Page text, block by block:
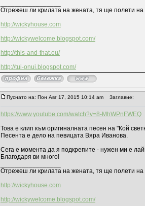
Отрежеш ли крилата на жената, тя ще полети на
http://wickyhouse.com
http://wickywelcome.blogspot.com/
http://this-and-that.eu/
http://tui-onui.blogspot.com/
Пуснато на: Пон Авг 17, 2015 10:14 am Заглавие:
https://www.youtube.com/watch?v=8-MhWPnFWEQ
Това е клип към оригиналната песен на "Кой
Песента е дело на певицата Вяра Иванова.
Сега е момента да я подкрепите - нужен ми е
Благодаря ви много!
Отрежеш ли крилата на жената, тя ще полети на
http://wickyhouse.com
http://wickywelcome.blogspot.com/